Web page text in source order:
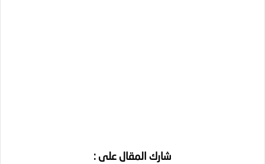
شارك المقال على :